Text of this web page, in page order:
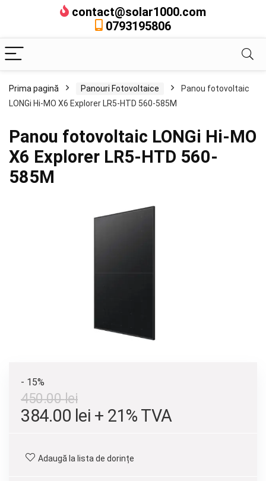
contact@solar1000.com
0793195806
Prima pagină Panouri Fotovoltaice
Panou fotovoltaic
LONGi Hi-MO X6 Explorer LR5-HTD 560-585M
Panou fotovoltaic LONGi Hi-MO
X6 Explorer LR5-HTD 560-
585M
- 15%
450.00lei
Prețul
fost:
384.00 lei Prețul
384.00 lei.
+ 21% TVA
Adaugă la lista de dorințe